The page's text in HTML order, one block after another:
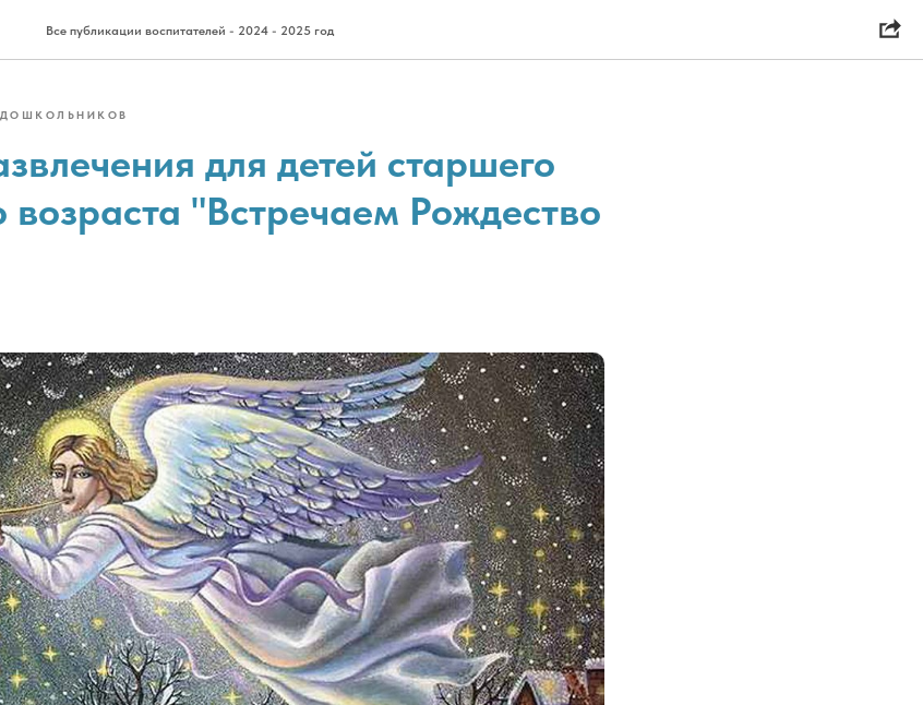
Все публикации воспитателей - 2024 - 2025 год
для детей старшего
возраста "Встречаем Рождество